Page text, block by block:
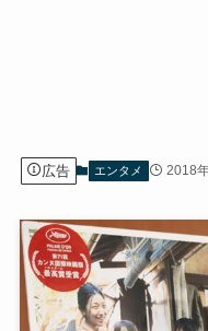
広告 エンタメ 2018